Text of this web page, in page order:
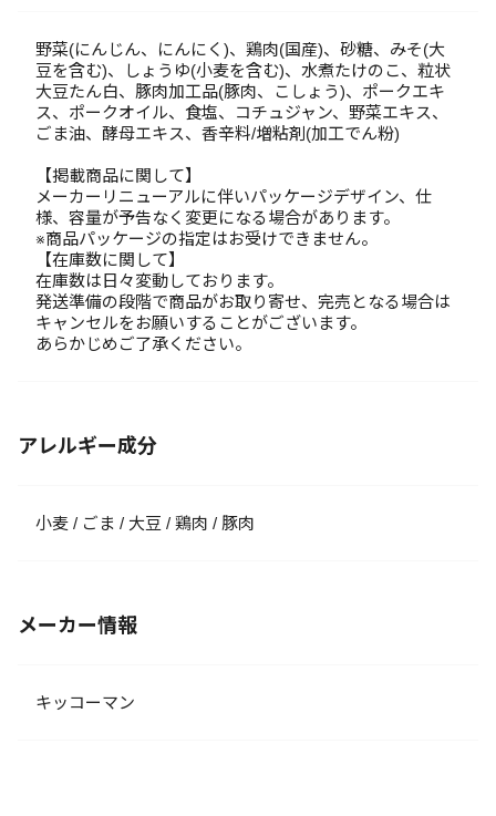
野菜(にんじん、にんにく)、鶏肉(国産)、砂糖、みそ(大
豆を含む)、しょうゆ(小麦を含む)、水煮たけのこ、粒状
大豆たん白、豚肉加工品(豚肉、こしょう)、ポークエキ
ス、ポークオイル、食塩、コチュジャン、野菜エキス、
ごま油、酵母エキス、香辛料/増粘剤(加工でん粉)
【掲載商品に関して】
メーカーリニューアルに伴いパッケージデザイン、仕
様、容量が予告なく変更になる場合があります。
※商品パッケージの指定はお受けできません。
【在庫数に関して】
在庫数は日々変動しております。
発送準備の段階で商品がお取り寄せ、完売となる場合は
キャンセルをお願いすることがございます。
あらかじめご了承ください。
アレルギー成分
小麦 / ごま / 大豆 / 鶏肉 / 豚肉
メーカー情報
キッコーマン